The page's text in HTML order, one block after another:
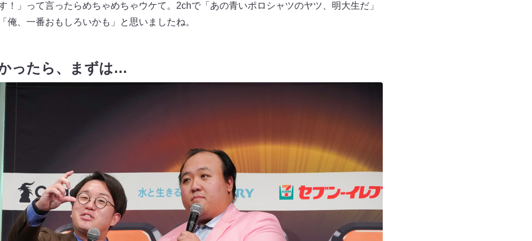
！」って言ったらめちゃめちゃウケて。2chで「あの青いポロシャツのヤツ、明大生だ」
俺、一番おもしろいかも」と思いましたね。
ったら、まずは…